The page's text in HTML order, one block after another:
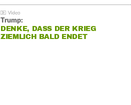
Trump:
DENKE, DASS DER KRIEG
ZIEMLICH BALD ENDET